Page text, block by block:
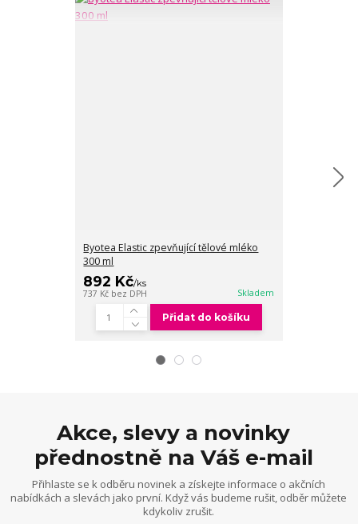
Byotea Elastic zpevňující tělové mléko
300 ml
892 Kč/ks
737 Kč bez DPH Skladem
Přidat do košíku
Akce, slevy a novinky
přednostně na Váš e-mail
Přihlaste se k odběru novinek a získejte informace o akčních
nabídkách a slevách jako první. Když vás budeme rušit, odběr můžete
kdykoliv zrušit.